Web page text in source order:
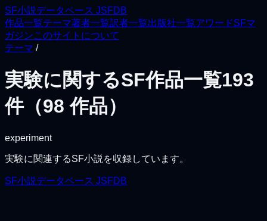
SF小説データベース JSFDB
作品一覧テーマ著者一覧訳者一覧出版社一覧アワードSFマ
ガジンこのサイトについて
テーマ /
実験に関するSF作品一覧193
件（98 作品）
experiment
実験に関連するSF小説を収録しています。
SF小説データベース JSFDB